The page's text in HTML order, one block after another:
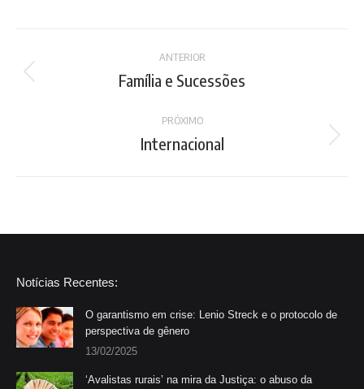
navigation
ANTERIOR
Previous
Família e Sucessões
PRÓXIMO
Next
Internacional
Notícias Recentes:
O garantismo em crise: Lenio Streck e o protocolo de
perspectiva de gênero
13/02/2025
‘Avalistas rurais’ na mira da Justiça: o abuso da